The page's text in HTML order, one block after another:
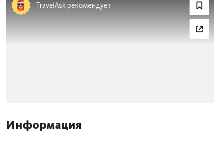
TravelAsk рекомендует
Информация